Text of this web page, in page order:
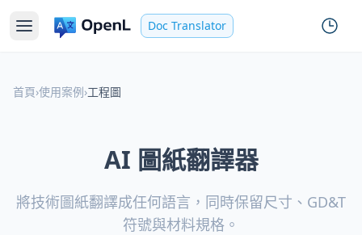
Doc Translator
首頁›使用案例›工程圖
AI 圖紙翻譯器
將技術圖紙翻譯成任何語言，同時保留尺寸、GD&T
符號與材料規格。